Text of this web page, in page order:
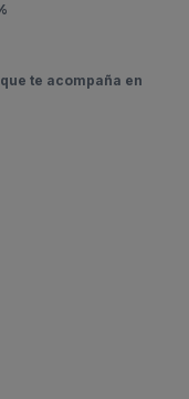
te acompaña en